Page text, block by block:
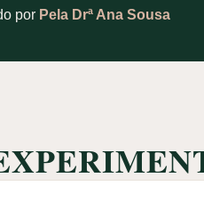
por Pela Drª Ana Sousa